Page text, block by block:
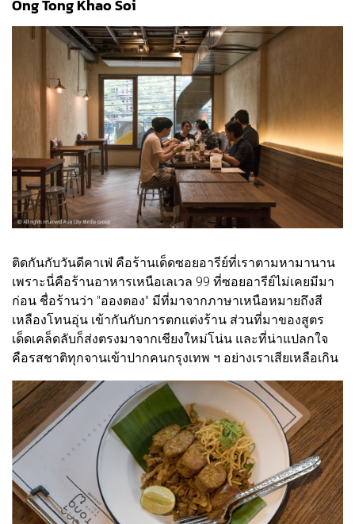
Ong Tong Khao Soi
ติดกันกับวันดีคาเฟ่ คือร้านเด็ดซอยอารีย์ที่เราตามหามานาน
เพราะนี่คือร้านอาหารเหนือเลเวล 99 ที่ซอยอารีย์ไม่เคยมีมา
ก่อน ชื่อร้านว่า "อองตอง" มีที่มาจากภาษาเหนือหมายถึงสี
เหลืองโทนอุ่น เข้ากันกับการตกแต่งร้าน ส่วนที่มาของสูตร
เด็ดเคล็ดลับก็ส่งตรงมาจากเชียงใหม่โน่น และที่น่าแปลกใจ
คือรสชาติทุกจานเข้าปากคนกรุงเทพ ฯ อย่างเราเสียเหลือเกิน